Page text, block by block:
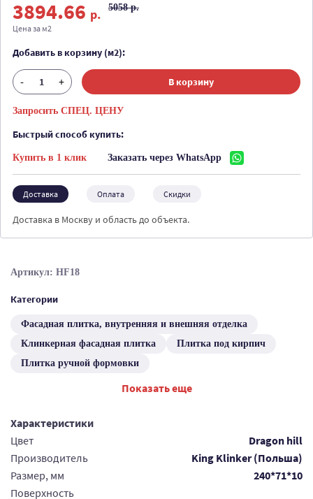
Артикул: HF18
Категории
Фасадная плитка, внутренняя и внешняя отделка
Клинкерная фасадная плитка
Плитка под кирпич
Плитка ручной формовки
Показать еще
Характеристики
Цвет
Dragon hill
Производитель
King Klinker (Польша)
Размер, мм
240*71*10
Поверхность
3894.66 р.
Цена за м2
5058 р.
Добавить в корзину (м2):
- + В корзину
Запросить СПЕЦ. ЦЕНУ
Быстрый способ купить:
Купить в 1 клик Заказать через WhatsApp
Доставка Оплата Скидки
Доставка в Москву и область до объекта.